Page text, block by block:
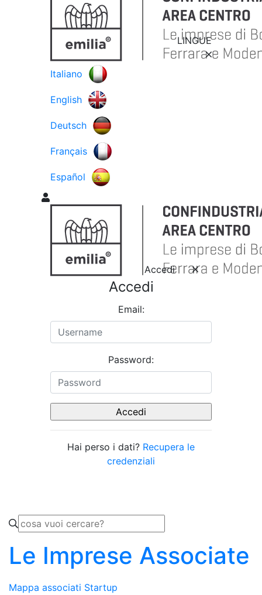
LINGUE
Italiano
English
Deutsch
Français
Español
Accedi
Accedi
Email:
Password:
Hai perso i dati? Recupera le
credenziali
Le Imprese Associate
Mappa associati Startup